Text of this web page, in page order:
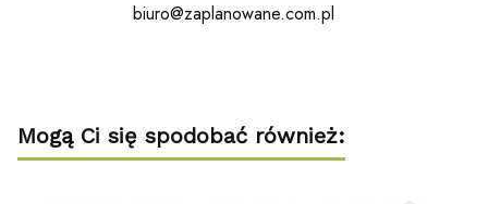
biuro@zaplanowane.com.pl
Mogą Ci się spodobać również: